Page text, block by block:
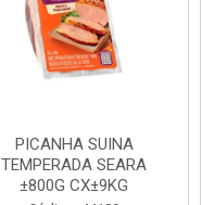
PICANHA SUINA
TEMPERADA SEARA
±800G CX±9KG